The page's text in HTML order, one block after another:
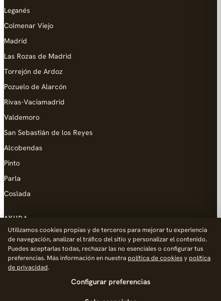
Leganés
Colmenar Viejo
Madrid
Las Rozas de Madrid
Torrejón de Ardoz
Pozuelo de Alarcón
Rivas-Vaciamadrid
Valdemoro
San Sebastián de los Reyes
Alcobendas
Pinto
Parla
Coslada
AYUDA
Añadir empresa
Contacto
Política de Privacidad
Utilizamos cookies propias y de terceros para mejorar tu experiencia
de navegación, analizar el tráfico del sitio y personalizar el contenido.
Puedes aceptarlas todas, rechazar las no esenciales o configurar tus
preferencias. Más información en nuestra política de cookiesy política
de privacidad.
Configurar preferencias